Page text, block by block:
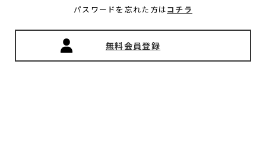
パスワードを忘れた方はコチラ
無料会員登録